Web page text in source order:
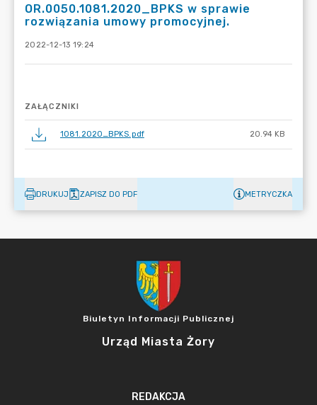
OR.0050.1081.2020_BPKS w sprawie
rozwiązania umowy promocyjnej.
2022-12-13 19:24
ZAŁĄCZNIKI
1081.2020_BPKS.pdf 20.94 KB
DRUKUJ ZAPISZ DO PDF METRYCZKA
Biuletyn Informacji Publicznej
Urząd Miasta Żory
REDAKCJA